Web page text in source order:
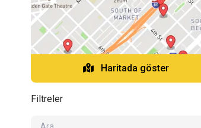
Haritada göster
Filtreler